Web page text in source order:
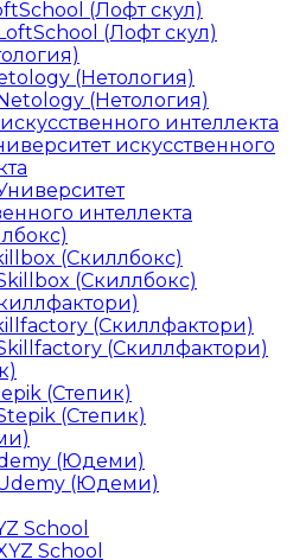
(Лофт скул)
(Лофт скул)
(Нетология)
(Нетология)
интеллекта
искусственного
интеллекта
(Скиллбокс)
(Скиллбокс)
(Скиллфактори)
(Скиллфактори)
(Степик)
(Степик)
(Юдеми)
(Юдеми)
School
School